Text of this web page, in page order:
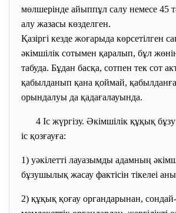
мөлшерінде айыппұл салу немесе 45
алу жазасы көзделген.
Қазіргі кезде жоғарыда көрсетілген
әкімшілік сотымен қаралып, бұл
табуда. Бұдан басқа, сотпен тек сот
қабылданып қана қоймай,
орындалуы да қадағалауында.
4 Іс жүргізу. Әкімшілік құқық
іс қозғауға:
1) уәкілетті лауазымды адамның
бұзушылық жасау фактісін тікелеі
2) құқық қоғау органдарынан,